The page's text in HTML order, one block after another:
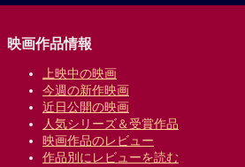
映画作品情報
上映中の映画
今週の新作映画
近日公開の映画
人気シリーズ＆受賞作品
映画作品のレビュー
作品別にレビューを読む